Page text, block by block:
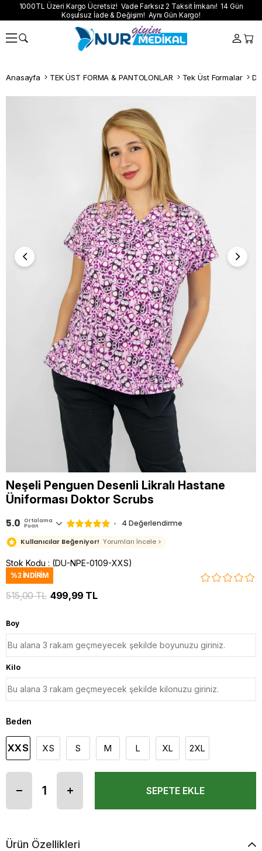
1000TL Üzeri Kargo Ücretsiz! Vade Farksız 2 Taksit İmkanı! 14 Gün
Koşulsuz İade & Değişim! Aynı Gün Kargo!
Anasayfa TEK ÜST FORMA & PANTOLONLAR Tek Üst Formalar
Neşeli Penguen Desenli Likralı Hastane
Üniforması Doktor Scrubs
5.0 Ortalama
Puan 4 Değerlendirme
Kullanıcılar Beğeniyor! Yorumları İncele >
Stok Kodu (DU-NPE-0109-XXS)
%3 İNDIRIM
515,00 TL 499,99 TL
Boy
Kilo
Beden
XXS XS S M L XL 2XL
Ürün Özellikleri